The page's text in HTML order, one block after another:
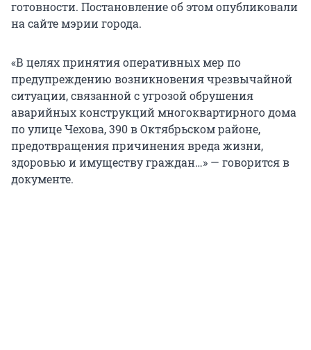
готовности. Постановление об этом опубликовали
на сайте мэрии города.
«В целях принятия оперативных мер по
предупреждению возникновения чрезвычайной
ситуации, связанной с угрозой обрушения
аварийных конструкций многоквартирного дома
по улице Чехова, 390 в Октябрьском районе,
предотвращения причинения вреда жизни,
здоровью и имуществу граждан…» — говорится в
документе.